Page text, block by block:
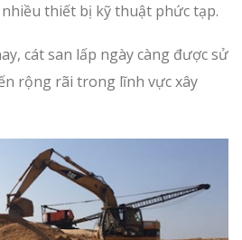
thiết bị kỹ thuật phức tạp.
cát san lấp ngày càng được sử
rộng rãi trong lĩnh vực xây